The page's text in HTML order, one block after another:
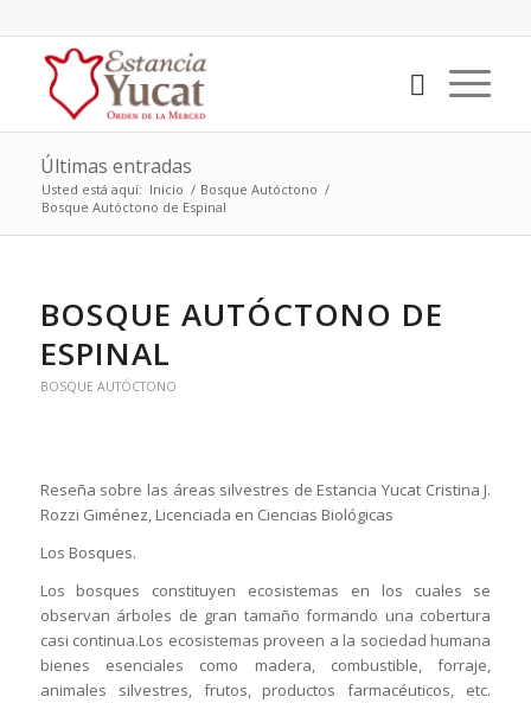
Últimas entradas
Usted está aquí: Inicio / Bosque Autóctono /
Bosque Autóctono de Espinal
BOSQUE AUTÓCTONO DE
ESPINAL
BOSQUE AUTÓCTONO
Reseña sobre las áreas silvestres de Estancia Yucat Cristina J.
Rozzi Giménez, Licenciada en Ciencias Biológicas
Los Bosques.
Los bosques constituyen ecosistemas en los cuales se
observan árboles de gran tamaño formando una cobertura
casi continua.Los ecosistemas proveen a la sociedad humana
bienes esenciales como madera, combustible, forraje,
animales silvestres, frutos, productos farmacéuticos, etc.